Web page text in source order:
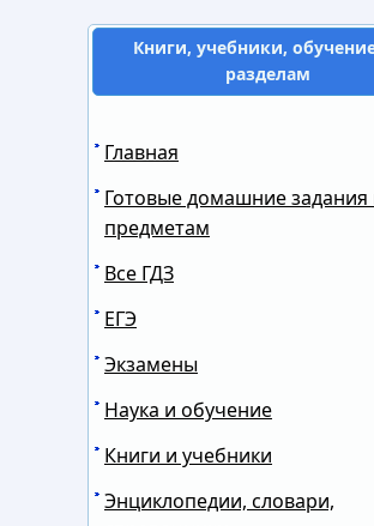
Книги, учебники,
разделам
Главная
Готовые домашние задания
предметам
Все ГДЗ
ЕГЭ
Экзамены
Наука и обучение
Книги и учебники
Энциклопедии, словари,